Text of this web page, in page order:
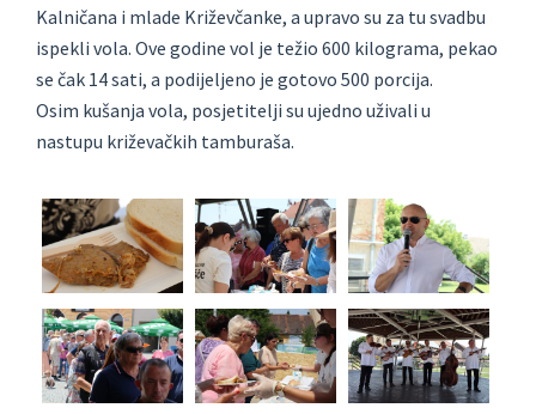
Kalničana i mlade Križevčanke, a upravo su za tu svadbu
ispekli vola. Ove godine vol je težio 600 kilograma, pekao
se čak 14 sati, a podijeljeno je gotovo 500 porcija.
Osim kušanja vola, posjetitelji su ujedno uživali u
nastupu križevačkih tamburaša.